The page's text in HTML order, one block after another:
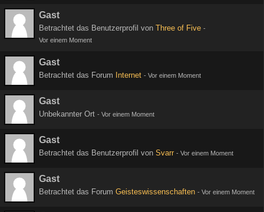
Gast
Betrachtet das Benutzerprofil von Three of Five -
Vor einem Moment
Gast
Betrachtet das Forum Internet - Vor einem Moment
Gast
Unbekannter Ort - Vor einem Moment
Gast
Betrachtet das Benutzerprofil von Svarr - Vor einem Moment
Gast
Betrachtet das Forum Geisteswissenschaften - Vor einem Moment